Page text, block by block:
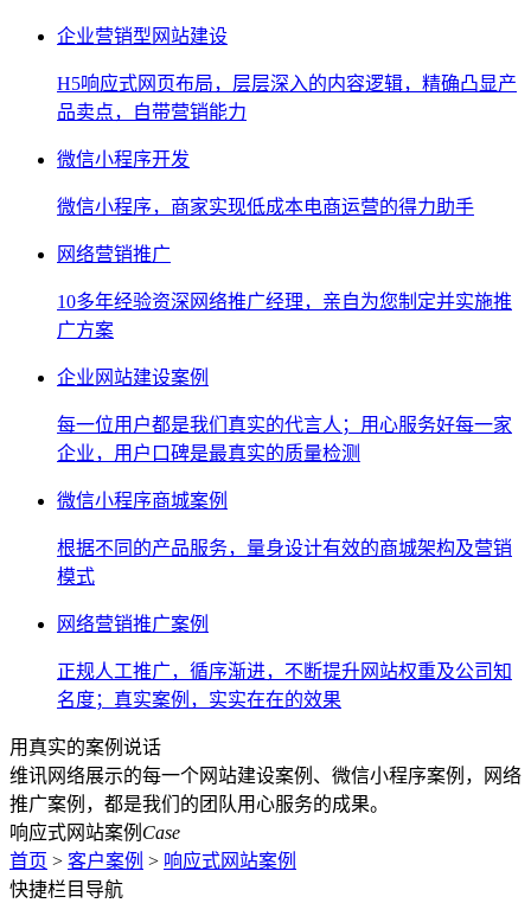
企业营销型网站建设
H5响应式网页布局，层层深入的内容逻辑，精确凸显产
品卖点，自带营销能力
微信小程序开发
微信小程序，商家实现低成本电商运营的得力助手
网络营销推广
10多年经验资深网络推广经理，亲自为您制定并实施推
广方案
企业网站建设案例
每一位用户都是我们真实的代言人；用心服务好每一家
企业，用户口碑是最真实的质量检测
微信小程序商城案例
根据不同的产品服务，量身设计有效的商城架构及营销
模式
网络营销推广案例
正规人工推广，循序渐进，不断提升网站权重及公司知
名度；真实案例，实实在在的效果
用真实的案例说话
维讯网络展示的每一个网站建设案例、微信小程序案例，网络
推广案例，都是我们的团队用心服务的成果。
响应式网站案例 Case
首页 > 客户案例 > 响应式网站案例
快捷栏目导航